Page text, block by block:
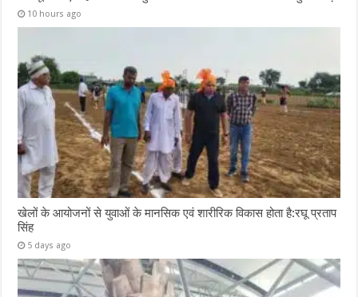
10 hours ago
खेलों के आयोजनों से युवाओं के मानसिक एवं शारीरिक विकास होता है:रघू प्रताप
सिंह
5 days ago